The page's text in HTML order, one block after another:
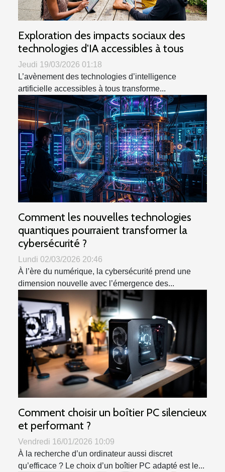
Exploration des impacts sociaux des
technologies d'IA accessibles à tous
Jeudi 19/03/2026 01:18
L’avènement des technologies d’intelligence
artificielle accessibles à tous transforme...
Comment les nouvelles technologies
quantiques pourraient transformer la
cybersécurité ?
Lundi 02/03/2026 20:46
À l’ère du numérique, la cybersécurité prend une
dimension nouvelle avec l’émergence des...
Comment choisir un boîtier PC silencieux
et performant ?
Vendredi 16/01/2026 10:09
À la recherche d’un ordinateur aussi discret
qu’efficace ? Le choix d’un boîtier PC adapté est le...